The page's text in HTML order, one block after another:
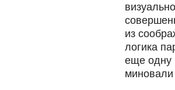
из
логика
еще одну